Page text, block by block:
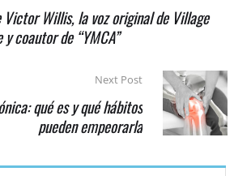
Victor Willis, la voz original de Village
y coautor de “YMCA”
Next Post
qué es y qué hábitos
pueden empeorarla